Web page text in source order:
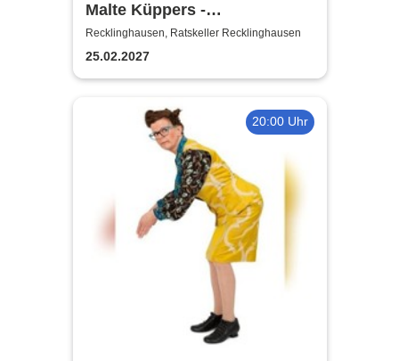
Malte Küppers -
Antisozialarbeiter
Recklinghausen, Ratskeller Recklinghausen
25.02.2027
20:00 Uhr